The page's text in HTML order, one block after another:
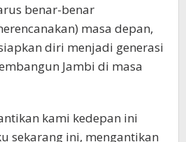
benar-benar
masa depan,
diri menjadi generasi
Jambi di masa
kami kedepan ini
sekarang ini, mengantikan